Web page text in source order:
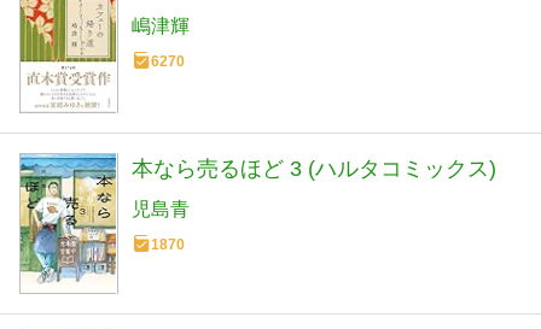
嶋津輝
6270
本なら売るほど 3 (ハルタコミックス)
児島青
1870